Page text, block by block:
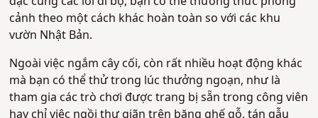
cảnh theo một cách khác hoàn toàn so với các khu
vườn Nhật Bản.
Ngoài việc ngắm cây cối, còn rất nhiều hoạt động khác
mà bạn có thể thử trong lúc thưởng ngoạn, như là
tham gia các trò chơi được trang bị sẵn trong công viên
hay chỉ việc ngồi thư giãn trên băng ghế gỗ, tán gẫu